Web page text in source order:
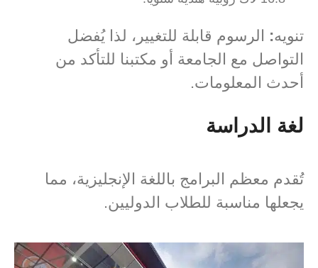
تنويه: الرسوم قابلة للتغيير، لذا يُفضل
التواصل مع الجامعة أو مكتبنا للتأكد من
أحدث المعلومات.
لغة الدراسة
تُقدم معظم البرامج باللغة الإنجليزية، مما
يجعلها مناسبة للطلاب الدوليين.